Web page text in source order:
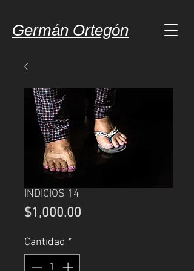
Germán Ortegón
INDICIOS 14
$1,000.00
Cantidad *